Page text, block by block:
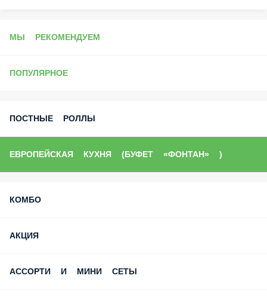
МЫ РЕКОМЕНДУЕМ
ПОПУЛЯРНОЕ
ПОСТНЫЕ РОЛЛЫ
ЕВРОПЕЙСКАЯ КУХНЯ (БУФЕТ «ФОНТАН» )
КОМБО
АКЦИЯ
АССОРТИ И МИНИ СЕТЫ